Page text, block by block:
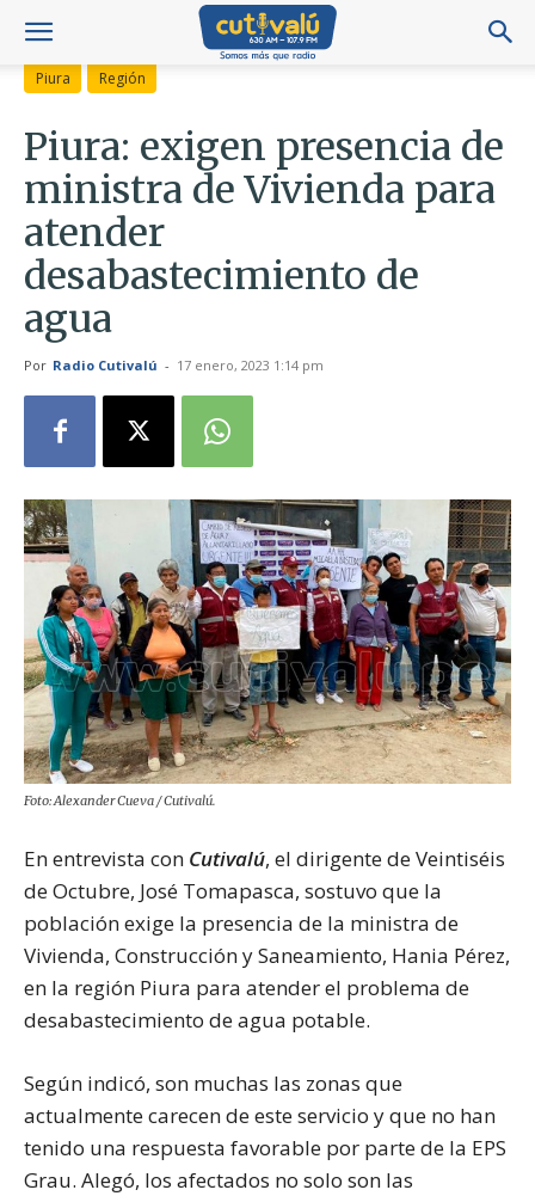
Piura Región
Piura: exigen presencia de
ministra de Vivienda para
atender
desabastecimiento de
agua
Por Radio Cutivalú - 17 enero, 2023 1:14 pm
Foto: Alexander Cueva / Cutivalú.
En entrevista con Cutivalú, el dirigente de Veintiséis
de Octubre, José Tomapasca, sostuvo que la
población exige la presencia de la ministra de
Vivienda, Construcción y Saneamiento, Hania Pérez,
en la región Piura para atender el problema de
desabastecimiento de agua potable.
Según indicó, son muchas las zonas que
actualmente carecen de este servicio y que no han
tenido una respuesta favorable por parte de la EPS
Grau. Alegó, los afectados no solo son las